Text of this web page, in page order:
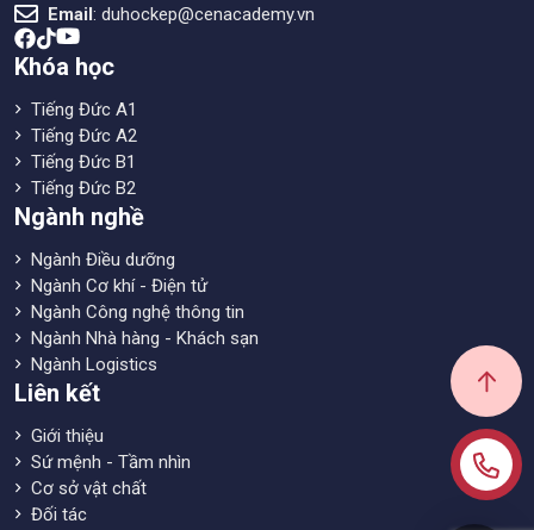
Email: duhockep@cenacademy.vn
Khóa học
Tiếng Đức A1
Tiếng Đức A2
Tiếng Đức B1
Tiếng Đức B2
Ngành nghề
Ngành Điều dưỡng
Ngành Cơ khí - Điện tử
Ngành Công nghệ thông tin
Ngành Nhà hàng - Khách sạn
Ngành Logistics
Liên kết
Giới thiệu
Sứ mệnh - Tầm nhìn
Cơ sở vật chất
Đối tác